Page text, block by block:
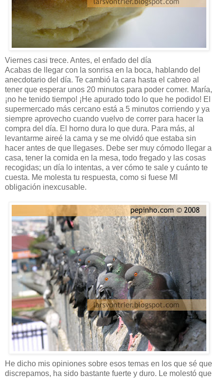
Viernes casi trece. Antes, el enfado del día
Acabas de llegar con la sonrisa en la boca, hablando del
anecdotario del día. Te cambió la cara hasta el cabreo al
tener que esperar unos 20 minutos para poder comer. María,
¡no he tenido tiempo! ¡He apurado todo lo que he podido! El
supermercado más cercano está a 5 minutos corriendo y ya
siempre aprovecho cuando vuelvo de correr para hacer la
compra del día. El horno dura lo que dura. Para más, al
levantarme aireé la cama y se me olvidó que estaba sin
hacer antes de que llegases. Debe ser muy cómodo llegar a
casa, tener la comida en la mesa, todo fregado y las cosas
recogidas; un día lo intentas, a ver cómo te sale y cuánto te
cuesta. Me molesta tu respuesta, como si fuese MI
obligación inexcusable.
He dicho mis opiniones sobre esos temas en los que sé que
discrepamos, ha sido bastante fuerte y duro. Le molestó que